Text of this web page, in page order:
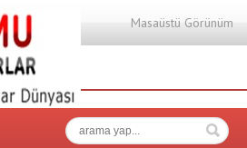
Masaüstü Görünüm